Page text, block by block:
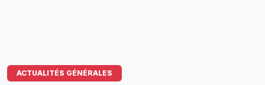
ACTUALITÉS GÉNÉRALES